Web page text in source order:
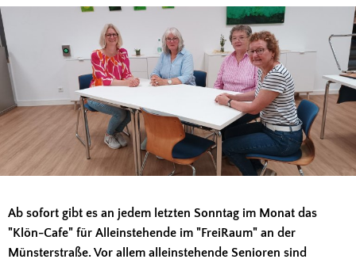
Ab sofort gibt es an jedem letzten Sonntag im Monat das
"Klön-Cafe" für Alleinstehende im "FreiRaum" an der
Münsterstraße. Vor allem alleinstehende Senioren sind